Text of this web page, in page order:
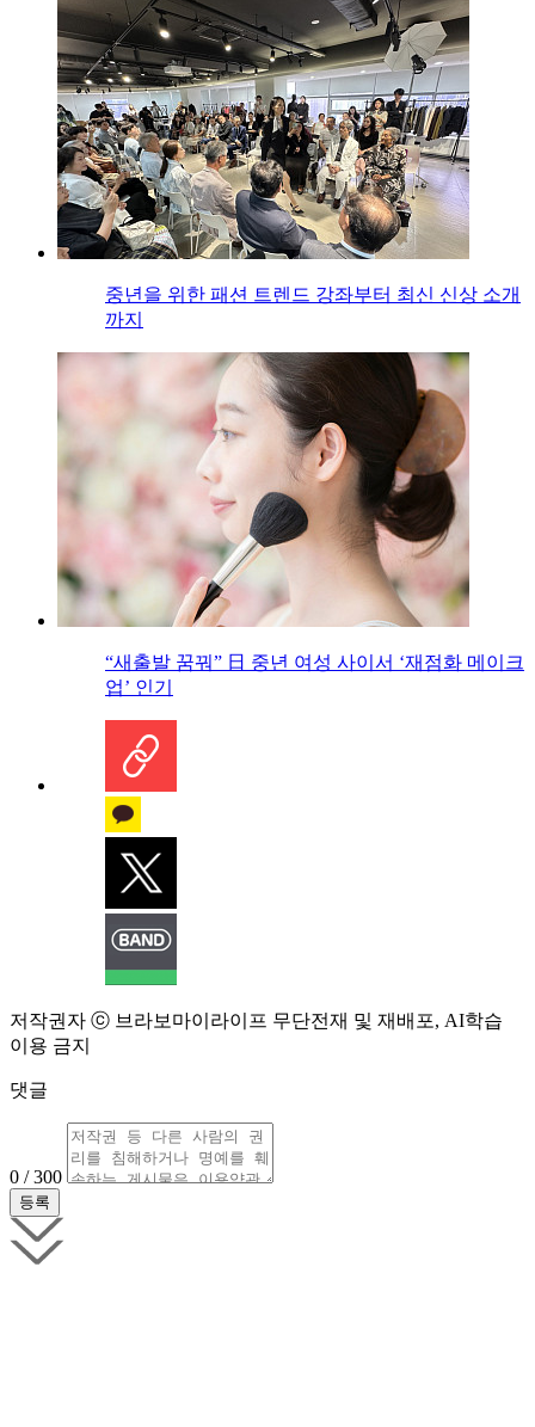
중년을 위한 패션 트렌드 강좌부터 최신 신상 소개
까지
“새출발 꿈꿔” 日 중년 여성 사이서 ‘재점화 메이크
업’ 인기
저작권자 ⓒ 브라보마이라이프 무단전재 및 재배포, AI학습
이용 금지
댓글
0 / 300